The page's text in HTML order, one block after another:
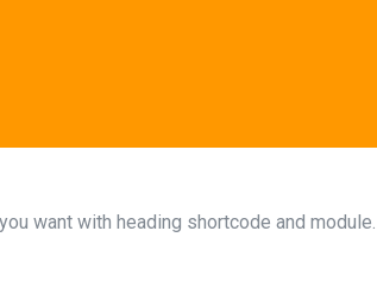
want with heading shortcode and module.